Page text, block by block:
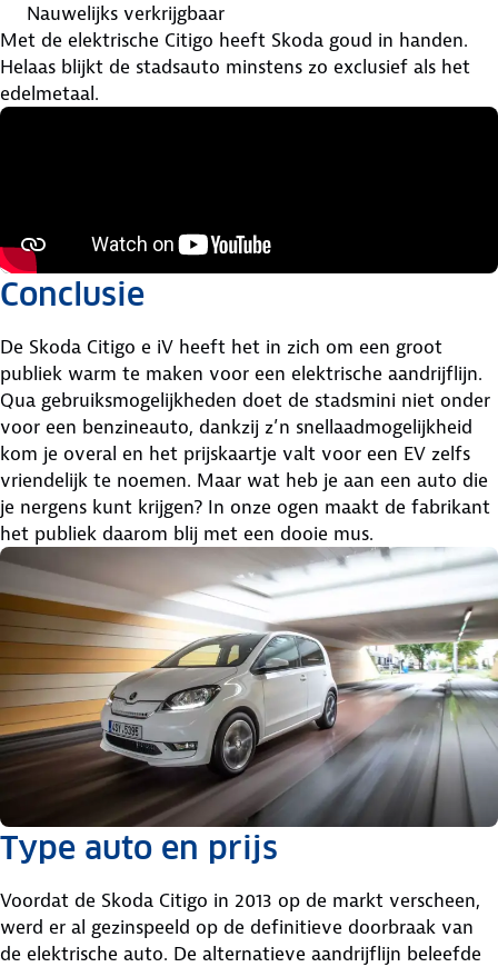
Nauwelijks verkrijgbaar
Met de elektrische Citigo heeft Skoda goud in handen.
Helaas blijkt de stadsauto minstens zo exclusief als het
edelmetaal.
Conclusie
De Skoda Citigo e iV heeft het in zich om een groot
publiek warm te maken voor een elektrische aandrijflijn.
Qua gebruiksmogelijkheden doet de stadsmini niet onder
voor een benzineauto, dankzij z’n snellaadmogelijkheid
kom je overal en het prijskaartje valt voor een EV zelfs
vriendelijk te noemen. Maar wat heb je aan een auto die
je nergens kunt krijgen? In onze ogen maakt de fabrikant
het publiek daarom blij met een dooie mus.
Type auto en prijs
Voordat de Skoda Citigo in 2013 op de markt verscheen,
werd er al gezinspeeld op de definitieve doorbraak van
de elektrische auto. De alternatieve aandrijflijn beleefde